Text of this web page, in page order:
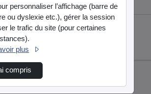
personnaliser l’affichage (barre de
ou dyslexie etc.), gérer la session
le trafic du site (pour certaines
plus
compris